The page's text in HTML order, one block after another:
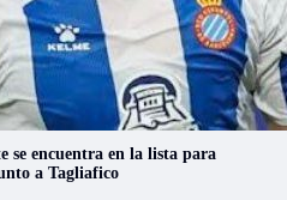
se encuentra en la lista para
a Tagliafico